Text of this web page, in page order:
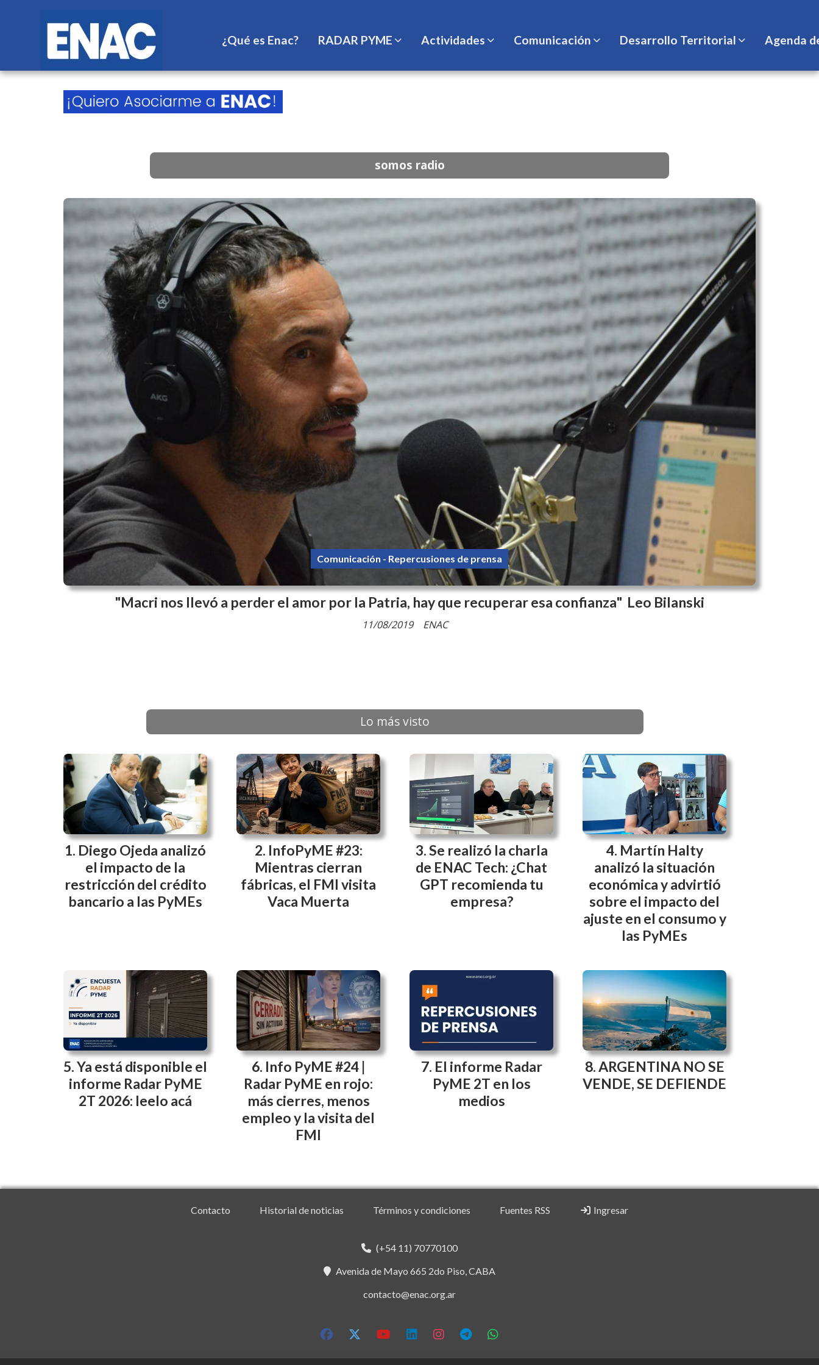
¿Qué es Enac? RADAR PYME Actividades Comunicación Desarrollo Territorial Agenda
somos radio
"Macri nos llevó a perder el amor por la Patria, hay que recuperar esa confianza" Leo Bilanski
ENAC
Comunicación - Repercusiones de prensa
11/08/2019
Lo más visto
Diego Ojeda analizó
el impacto de la
restricción del crédito
bancario a las PyMEs
InfoPyME #23:
Mientras cierran
fábricas, el FMI visita
Vaca Muerta
Se realizó la charla
de ENAC Tech: ¿Chat
GPT recomienda tu
empresa?
Martín Halty
analizó la situación
económica y advirtió
sobre el impacto del
ajuste en el consumo y
las PyMEs
Ya está disponible el
informe Radar PyME
2T 2026: leelo acá
Info PyME #24 |
Radar PyME en rojo:
más cierres, menos
empleo y la visita del
FMI
El informe Radar
PyME 2T en los
medios
ARGENTINA NO SE
VENDE, SE DEFIENDE
Contacto Historial de noticias Términos y condiciones Fuentes RSS Ingresar
(+54 11) 70770100
Avenida de Mayo 665 2do Piso, CABA
contacto@enac.org.ar